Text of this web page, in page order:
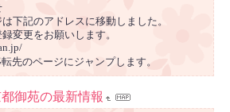
下記のアドレスに移動しました。
変更をお願いします。
先のページにジャンプします。
御苑の最新情報